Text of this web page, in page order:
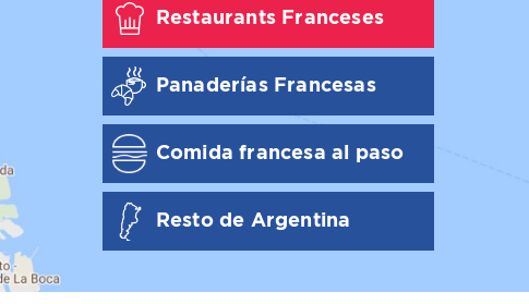
Restaurants Franceses
Panaderías Francesas
Comida francesa al paso
Resto de Argentina